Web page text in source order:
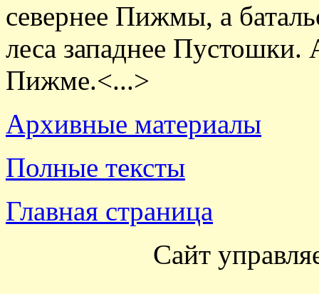
севернее Пижмы, а
леса западнее Пустошки.
Пижме.<...>
Архивные материалы
Полные тексты
Главная страница
Сайт